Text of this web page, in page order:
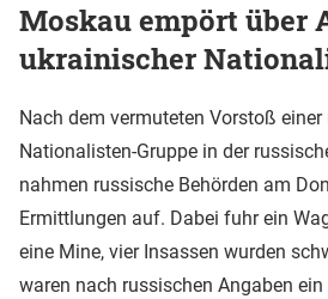
Moskau empört über
ukrainischer
Nach dem vermuteten Vorstoß
Nationalisten-Gruppe in der
nahmen russische Behörden am
Ermittlungen auf. Dabei fuhr ein
eine Mine, vier Insassen wurden
waren nach russischen Angaben